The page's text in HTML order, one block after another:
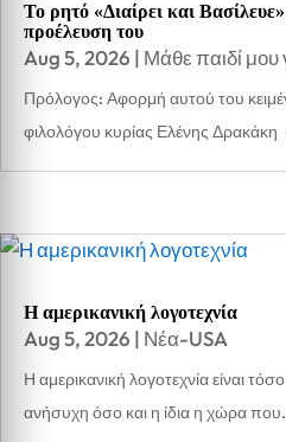
Το ρητό «Διαίρει και
προέλευση του
Aug 5, 2026 | Μάθε παιδί
Πρόλογος: Αφορμή αυτού του
φιλολόγου κυρίας Ελένης
Η αμερικανική λογοτεχνία
Aug 5, 2026 | Νέα-USA
Η αμερικανική λογοτεχνία είναι
ανήσυχη όσο και η ίδια η χώρα